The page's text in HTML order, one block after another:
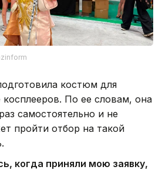
костюм для
косплееров. По ее словам, она
самостоятельно и не
пройти отбор на такой
когда приняли мою заявку,